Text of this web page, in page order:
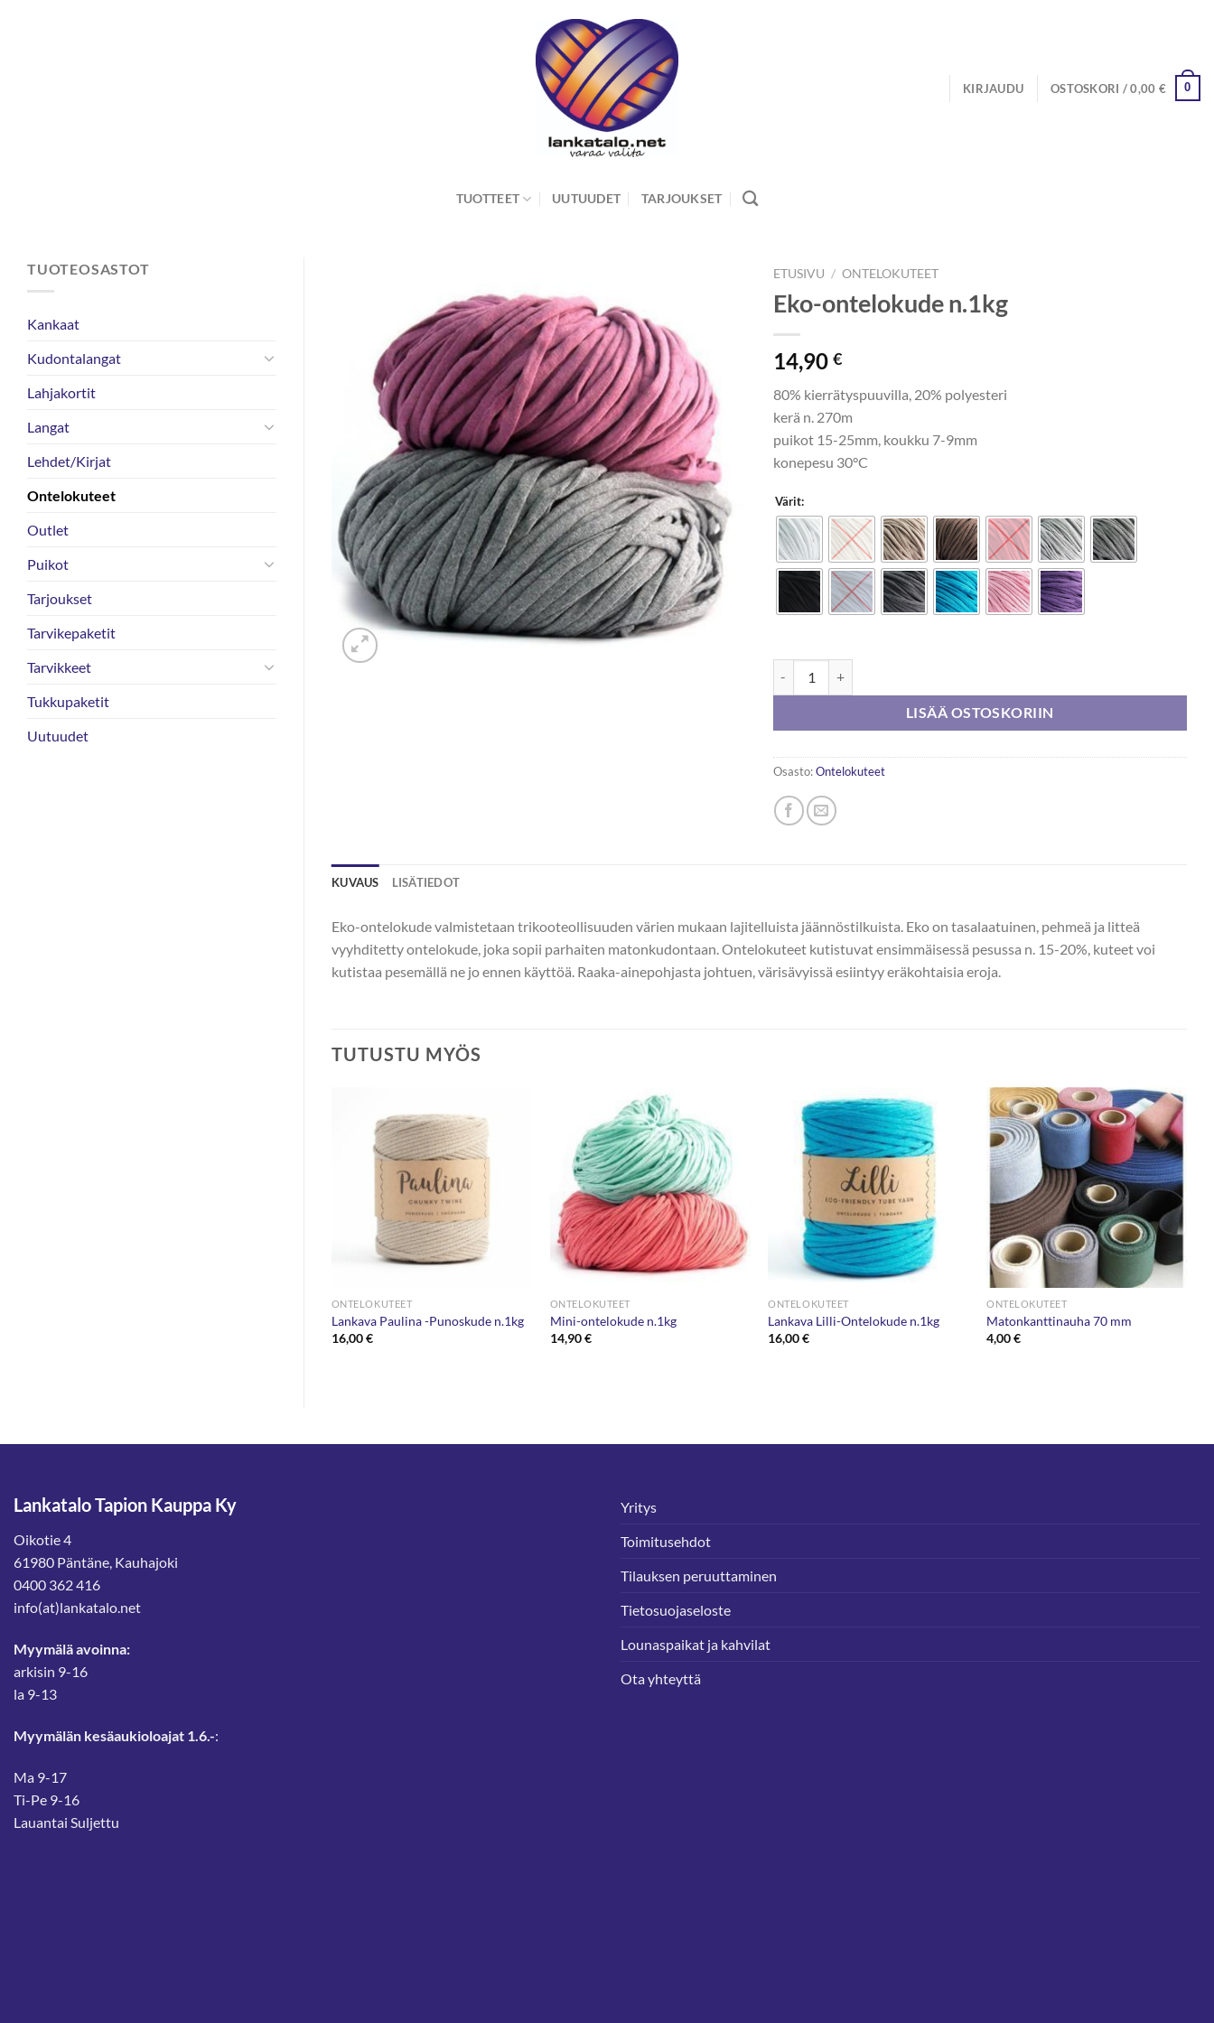
KIRJAUDU OSTOSKORI /0,00 € 0
TUOTTEET UUTUUDET TARJOUKSET
TUOTEOSASTOT
Kankaat
Kudontalangat
Lahjakortit
Langat
Lehdet/Kirjat
Ontelokuteet
Outlet
Puikot
Tarjoukset
Tarvikepaketit
Tarvikkeet
Tukkupaketit
Uutuudet
ETUSIVU / ONTELOKUTEET
Eko-ontelokude n.1kg
14,90 €
80% kierrätyspuuvilla, 20% polyesteri
kerä n. 270m
puikot 15-25mm, koukku 7-9mm
konepesu 30°C
Värit:
LISÄÄ OSTOSKORIIN
Osasto:Ontelokuteet
KUVAUS LISÄTIEDOT
Eko-ontelokude valmistetaan trikooteollisuuden värien mukaan lajitelluista jäännöstilkuista. Eko on tasalaatuinen, pehmeä ja litteä
vyyhditetty ontelokude, joka sopii parhaiten matonkudontaan. Ontelokuteet kutistuvat ensimmäisessä pesussa n. 15-20%, kuteet voi
kutistaa pesemällä ne jo ennen käyttöä. Raaka-ainepohjasta johtuen, värisävyissä esiintyy eräkohtaisia eroja.
TUTUSTU MYÖS
ONTELOKUTEET
Lankava Paulina -Punoskude n.1kg
16,00€
ONTELOKUTEET
Mini-ontelokude n.1kg
14,90€
ONTELOKUTEET
Lankava Lilli-Ontelokude n.1kg
16,00€
ONTELOKUTEET
Matonkanttinauha 70 mm
4,00€
Lankatalo Tapion Kauppa Ky
Oikotie 4
61980 Päntäne, Kauhajoki
0400 362 416
info(at)lankatalo.net
Myymälä avoinna:
arkisin 9-16
la 9-13
Myymälän kesäaukioloajat 1.6.-:
Ma 9-17
Ti-Pe 9-16
Lauantai Suljettu
Yritys
Toimitusehdot
Tilauksen peruuttaminen
Tietosuojaseloste
Lounaspaikat ja kahvilat
Ota yhteyttä